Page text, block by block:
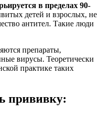
в пределах 90-
детей и взрослых, не
антител. Такие люди
препараты,
вирусы. Теоретически
практике таких
прививку: